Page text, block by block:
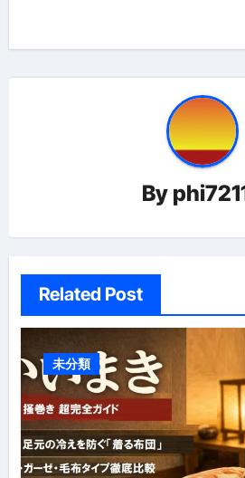
ゲ
By
Related Post
未分類